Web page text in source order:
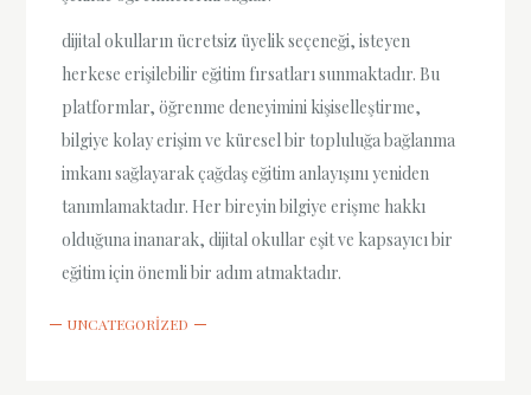
dijital okulların ücretsiz üyelik seçeneği, isteyen
herkese erişilebilir eğitim fırsatları sunmaktadır. Bu
platformlar, öğrenme deneyimini kişiselleştirme,
bilgiye kolay erişim ve küresel bir topluluğa bağlanma
imkanı sağlayarak çağdaş eğitim anlayışını yeniden
tanımlamaktadır. Her bireyin bilgiye erişme hakkı
olduğuna inanarak, dijital okullar eşit ve kapsayıcı bir
eğitim için önemli bir adım atmaktadır.
UNCATEGORIZED